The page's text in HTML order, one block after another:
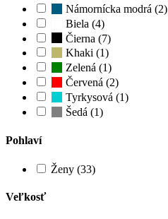
Námornícka modrá (2)
Biela (4)
Čierna (7)
Khaki (1)
Zelená (1)
Červená (2)
Tyrkysová (1)
Šedá (1)
Pohlaví
Ženy (33)
Veľkosť